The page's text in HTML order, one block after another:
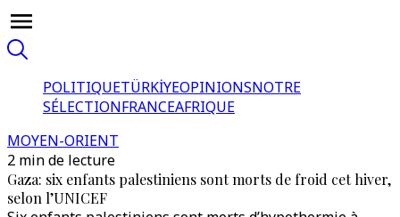
POLITIQUETÜRKİYEOPINIONSNOTRE
SÉLECTIONFRANCEAFRIQUE
MOYEN-ORIENT
2 min de lecture
Gaza: six enfants palestiniens sont morts de froid cet hiver,
selon l’UNICEF